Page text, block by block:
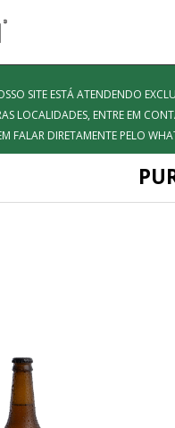
SITE ESTÁ ATENDENDO
LOCALIDADES, ENTRE EM
FALAR DIRETAMENTE PELO